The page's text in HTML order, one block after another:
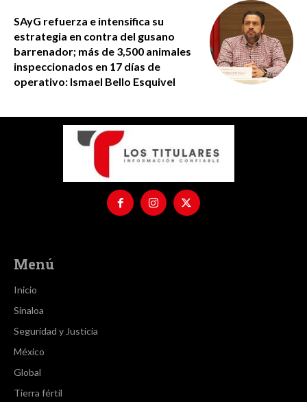
SAyG refuerza e intensifica su
estrategia en contra del gusano
barrenador; más de 3,500 animales
inspeccionados en 17 días de
operativo: Ismael Bello Esquivel
Menú
Inicio
Sinaloa
Seguridad y Justicia
México
Global
Tierra fértil